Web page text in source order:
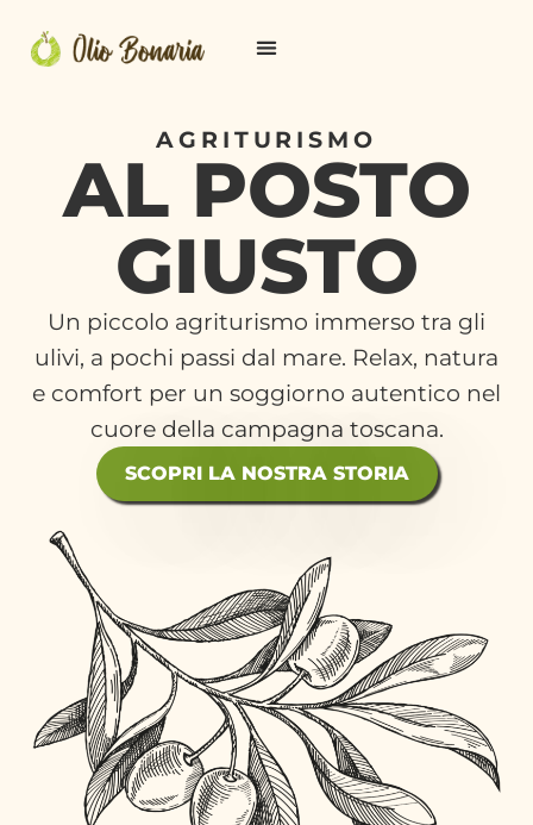
AGRITURISMO
AL POSTO
GIUSTO
Un piccolo agriturismo immerso tra gli
ulivi, a pochi passi dal mare. Relax, natura
e comfort per un soggiorno autentico nel
cuore della campagna toscana.​
SCOPRI LA NOSTRA STORIA